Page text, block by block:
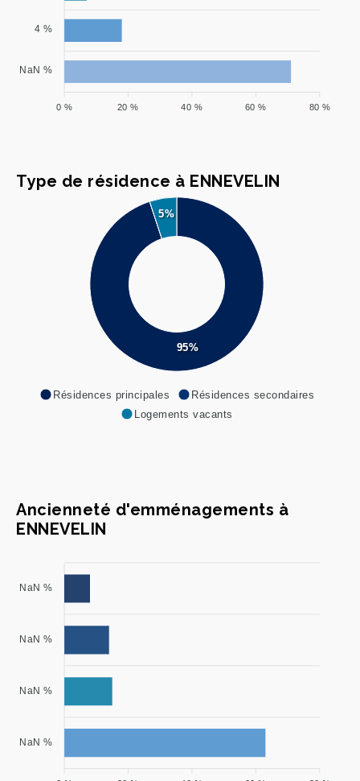
4 %
NaN %
80 %
60 %
40 %
20 %
0 %
Type de résidence à ENNEVELIN
95%
5%
Résidences principales
Résidences secondaires
Logements vacants
Ancienneté d'emménagements à
ENNEVELIN
NaN %
NaN %
NaN %
NaN %